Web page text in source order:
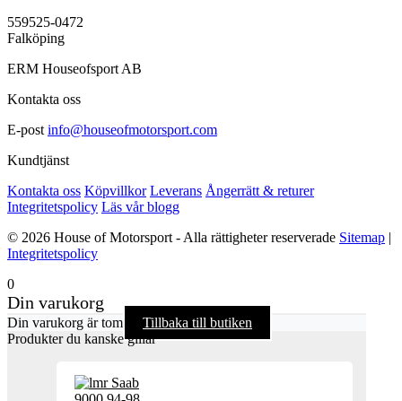
559525-0472
Falköping
ERM Houseofsport AB
Kontakta oss
E-post info@houseofmotorsport.com
Kundtjänst
Kontakta oss Köpvillkor Leverans Ångerrätt & returer
Integritetspolicy Läs vår blogg
© 2026 House of Motorsport - Alla rättigheter reserverade Sitemap |
Integritetspolicy
0
Din varukorg
Din varukorg är tom
Tillbaka till butiken
Produkter du kanske gillar